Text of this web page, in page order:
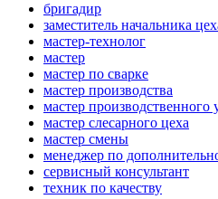
бригадир
заместитель начальника
мастер-технолог
мастер
мастер по сварке
мастер производства
мастер производственного
мастер слесарного цеха
мастер смены
менеджер по
сервисный консультант
техник по качеству